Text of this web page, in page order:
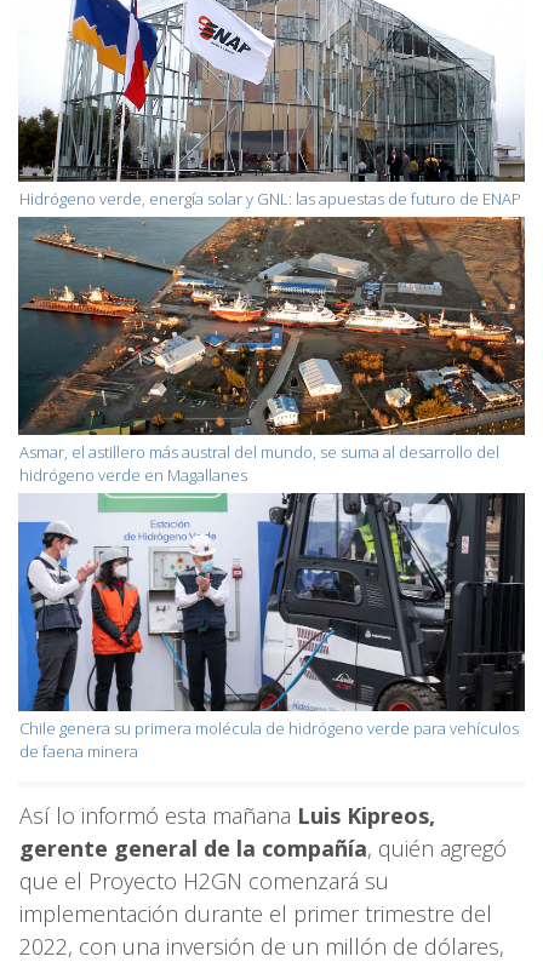
Hidrógeno verde, energía solar y GNL: las apuestas de futuro de ENAP
Asmar, el astillero más austral del mundo, se suma al desarrollo del
hidrógeno verde en Magallanes
Chile genera su primera molécula de hidrógeno verde para vehículos
de faena minera
Así lo informó esta mañana Luis Kipreos,
gerente general de la compañía, quién agregó
que el Proyecto H2GN comenzará su
implementación durante el primer trimestre del
2022, con una inversión de un millón de dólares,